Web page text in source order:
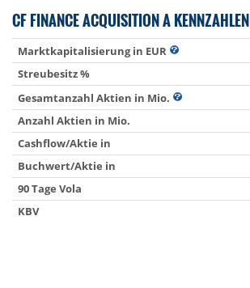
CF FINANCE ACQUISITION A KENNZAHLEN
Marktkapitalisierung in EUR
Streubesitz %
Gesamtanzahl Aktien in Mio.
Anzahl Aktien in Mio.
Cashflow/Aktie in
Buchwert/Aktie in
90 Tage Vola
KBV